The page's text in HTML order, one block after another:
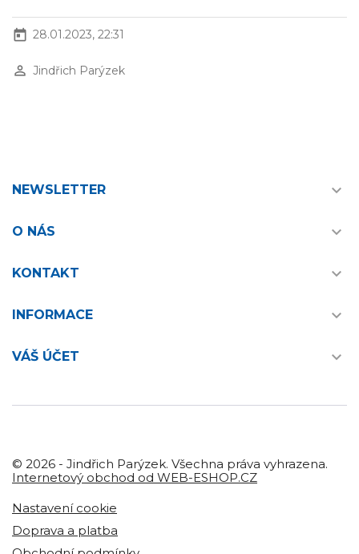
today 28.01.2023, 22:31
perm_identity Jindřich Parýzek
NEWSLETTER 
O NÁS 
KONTAKT 
INFORMACE 
VÁŠ ÚČET 
© 2026 - Jindřich Parýzek. Všechna práva vyhrazena.
Internetový obchod od WEB-ESHOP.CZ
Nastavení cookie
Doprava a platba